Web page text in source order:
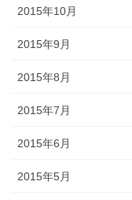
2015年10月
2015年9月
2015年8月
2015年7月
2015年6月
2015年5月